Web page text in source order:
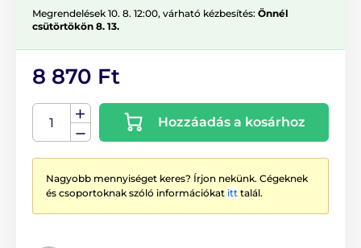
Megrendelések 10. 8. 12:00, várható kézbesítés: Önnél
csütörtökön 8. 13.
8 870 Ft
Hozzáadás a kosárhoz
Nagyobb mennyiséget keres? Írjon nekünk. Cégeknek
és csoportoknak szóló információkat itt talál.